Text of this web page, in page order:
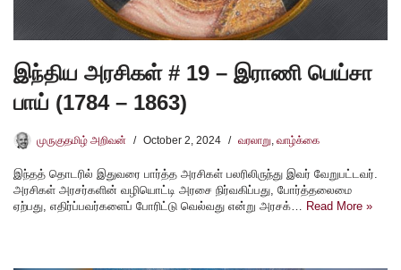
இந்திய அரசிகள் # 19 – இராணி பெய்சா
பாய் (1784 – 1863)
முருகுதமிழ் அறிவன் October 2, 2024 வரலாறு வாழ்க்கை
இந்தத் தொடரில் இதுவரை பார்த்த அரசிகள் பலரிலிருந்து இவர் வேறுபட்டவர்.
அரசிகள் அரசர்களின் வழியொட்டி அரசை நிர்வகிப்பது, போர்த்தலைமை
ஏற்பது, எதிர்ப்பவர்களைப் போரிட்டு வெல்வது என்று அரசக்… Read More »